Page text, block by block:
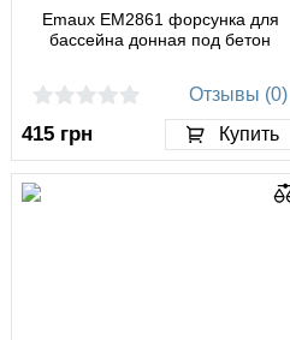
Emaux EM2861 форсунка для
бассейна донная под бетон
Отзывы (0)
415 грн Купить